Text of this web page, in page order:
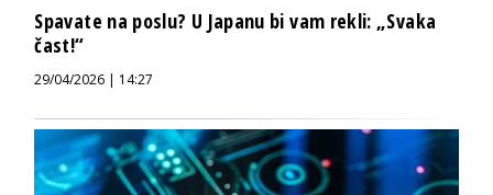
Spavate na poslu? U Japanu bi vam rekli: „Svaka
čast!“
29/04/2026 | 14:27